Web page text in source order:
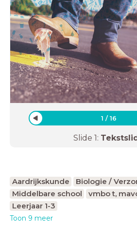
1 /16
Slide 1:
Aardrijkskunde Biologie /
Middelbare school
vmbo t,
Leerjaar 1-3
Toon 9 meer